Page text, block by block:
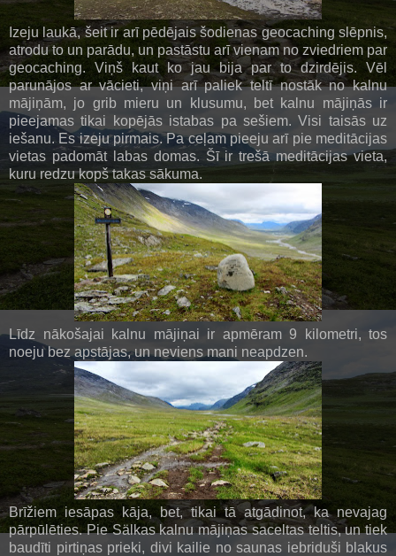
Izeju laukā, šeit ir arī pēdējais šodienas geocaching slēpnis,
atrodu to un parādu, un pastāstu arī vienam no zviedriem par
geocaching. Viņš kaut ko jau bija par to dzirdējis. Vēl
parunājos ar vācieti, viņi arī paliek teltī nostāk no kalnu
mājiņām, jo grib mieru un klusumu, bet kalnu mājiņās ir
pieejamas tikai kopējās istabas pa sešiem. Visi taisās uz
iešanu. Es izeju pirmais. Pa ceļam pieeju arī pie meditācijas
vietas padomāt labas domas. Šī ir trešā meditācijas vieta,
kuru redzu kopš takas sākuma.
Līdz nākošajai kalnu mājiņai ir apmēram 9 kilometri, tos
noeju bez apstājas, un neviens mani neapdzen.
Brīžiem iesāpas kāja, bet, tikai tā atgādinot, ka nevajag
pārpūlēties. Pie Sälkas kalnu mājiņas saceltas teltis, un tiek
baudīti pirtiņas prieki, divi kailie no saunas iebriduši blakus